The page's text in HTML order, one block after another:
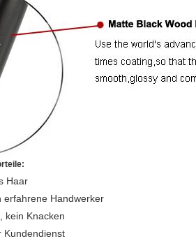
Haar
erfahrene Handwerker
kein Knacken
Kundendienst